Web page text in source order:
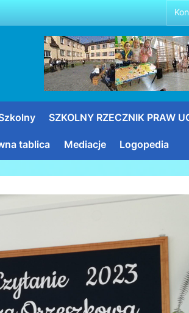
SZKOLNY RZECZNIK PRAW
tablica Mediacje Logopedia